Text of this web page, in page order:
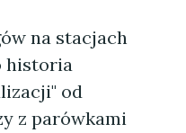
na stacjach
historia
od
z parówkami